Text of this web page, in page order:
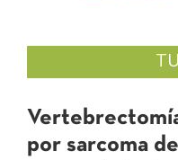
Revista La
por sarcoma